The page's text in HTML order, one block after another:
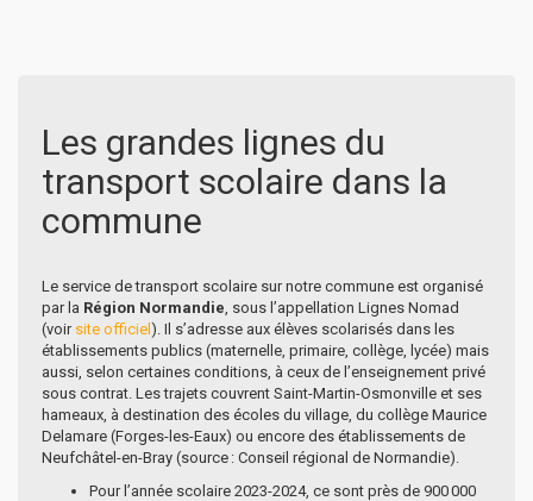
Les grandes lignes du
transport scolaire dans la
commune
Le service de transport scolaire sur notre commune est organisé
par la Région Normandie , sous l’appellation Lignes Nomad
(voir site officiel ). Il s’adresse aux élèves scolarisés dans les
établissements publics (maternelle, primaire, collège, lycée) mais
aussi, selon certaines conditions, à ceux de l’enseignement privé
sous contrat. Les trajets couvrent Saint-Martin-Osmonville et ses
hameaux, à destination des écoles du village, du collège Maurice
Delamare (Forges-les-Eaux) ou encore des établissements de
Neufchâtel-en-Bray (source : Conseil régional de Normandie).
Pour l’année scolaire 2023-2024, ce sont près de 900 000